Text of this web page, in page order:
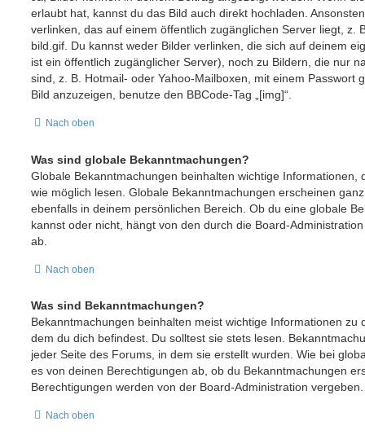
erlaubt hat, kannst du das Bild auch direkt hochladen.
verlinken, das auf einem öffentlich zugänglichen Server liegt, z.
bild.gif. Du kannst weder Bilder verlinken, die sich auf deinem
ist ein öffentlich zugänglicher Server), noch zu Bildern, die nur
sind, z. B. Hotmail- oder Yahoo-Mailboxen, mit einem Passwort
Bild anzuzeigen, benutze den BBCode-Tag „[img]“.
Nach oben
Was sind globale Bekanntmachungen?
Globale Bekanntmachungen beinhalten wichtige Informationen,
wie möglich lesen. Globale Bekanntmachungen erscheinen
ebenfalls in deinem persönlichen Bereich. Ob du eine globale
kannst oder nicht, hängt von den durch die Board-
ab.
Nach oben
Was sind Bekanntmachungen?
Bekanntmachungen beinhalten meist wichtige Informationen zu
dem du dich befindest. Du solltest sie stets lesen.
jeder Seite des Forums, in dem sie erstellt wurden. Wie bei
es von deinen Berechtigungen ab, ob du Bekanntmachungen
Berechtigungen werden von der Board-Administration vergeben.
Nach oben